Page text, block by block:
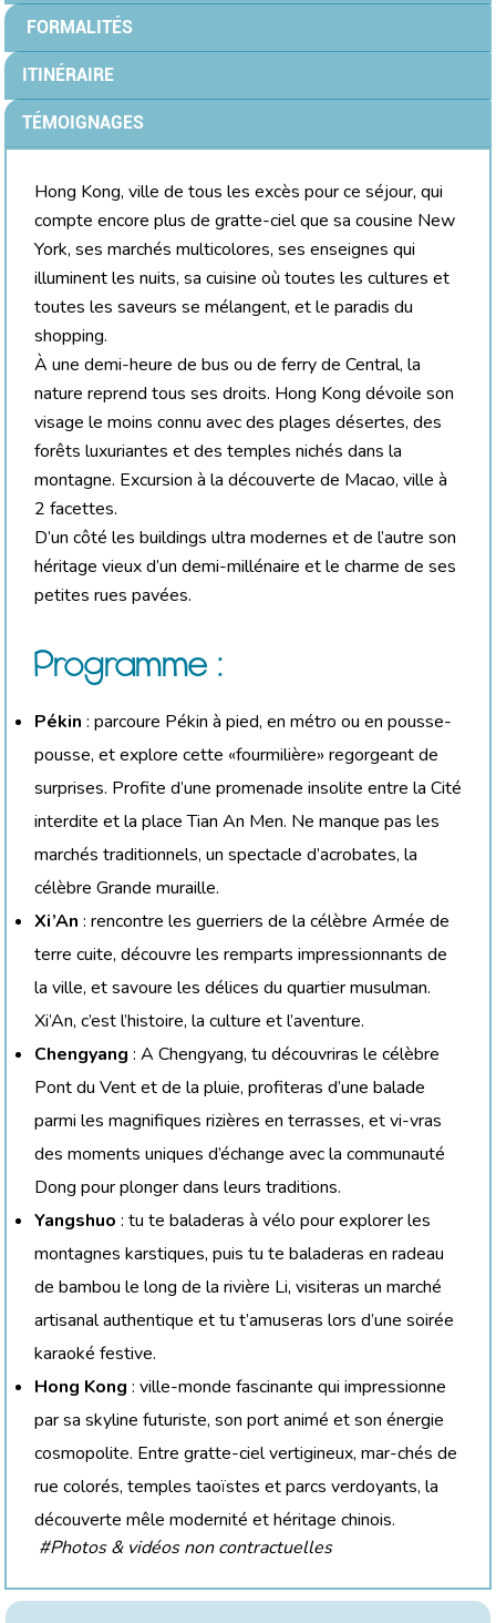
FORMALITÉS
ITINÉRAIRE
TÉMOIGNAGES
Hong Kong, ville de tous les excès pour ce séjour, qui
compte encore plus de gratte-ciel que sa cousine New
York, ses marchés multicolores, ses enseignes qui
illuminent les nuits, sa cuisine où toutes les cultures et
toutes les saveurs se mélangent, et le paradis du
shopping.
À une demi-heure de bus ou de ferry de Central, la
nature reprend tous ses droits. Hong Kong dévoile son
visage le moins connu avec des plages désertes, des
forêts luxuriantes et des temples nichés dans la
montagne. Excursion à la découverte de Macao, ville à
2 facettes.
D’un côté les buildings ultra modernes et de l’autre son
héritage vieux d’un demi-millénaire et le charme de ses
petites rues pavées.
Programme :
Pékin : parcoure Pékin à pied, en métro ou en pousse-
pousse, et explore cette «fourmilière» regorgeant de
surprises. Profite d’une promenade insolite entre la Cité
interdite et la place Tian An Men. Ne manque pas les
marchés traditionnels, un spectacle d’acrobates, la
célèbre Grande muraille.
Xi’An : rencontre les guerriers de la célèbre Armée de
terre cuite, découvre les remparts impressionnants de
la ville, et savoure les délices du quartier musulman.
Xi’An, c’est l’histoire, la culture et l’aventure.
Chengyang : A Chengyang, tu découvriras le célèbre
Pont du Vent et de la pluie, profiteras d’une balade
parmi les magnifiques rizières en terrasses, et vi-vras
des moments uniques d’échange avec la communauté
Dong pour plonger dans leurs traditions.
Yangshuo : tu te baladeras à vélo pour explorer les
montagnes karstiques, puis tu te baladeras en radeau
de bambou le long de la rivière Li, visiteras un marché
artisanal authentique et tu t’amuseras lors d’une soirée
karaoké festive.
Hong Kong : ville-monde fascinante qui impressionne
par sa skyline futuriste, son port animé et son énergie
cosmopolite. Entre gratte-ciel vertigineux, mar-chés de
rue colorés, temples taoïstes et parcs verdoyants, la
découverte mêle modernité et héritage chinois.
#Photos & vidéos non contractuelles